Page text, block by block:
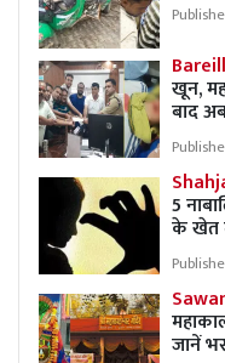
खून,
बाद
5
के खेत
जानें